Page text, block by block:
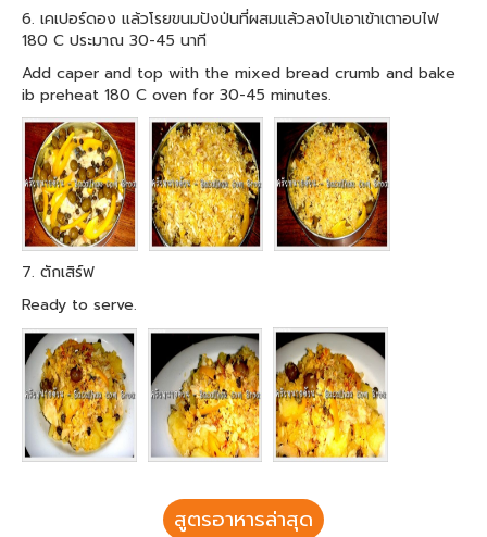
6. เคเปอร์ดอง แล้วโรยขนมปังป่นที่ผสมแล้วลงไปเอาเข้าเตาอบไฟ
180 C ประมาณ 30-45 นาที
Add caper and top with the mixed bread crumb and bake
ib preheat 180 C oven for 30-45 minutes.
7. ตักเสิร์ฟ
Ready to serve.
สูตรอาหารล่าสุด